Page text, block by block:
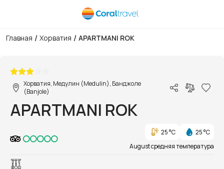
Главная / Хорватия / APARTMANI ROK
Хорватия, Медулин (Medulin), Банджоле
(Banjole)
APARTMANI ROK
25 °C
25 °C
August средняя температура